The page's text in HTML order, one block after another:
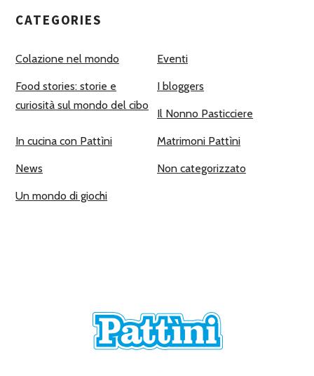
CATEGORIES
Colazione nel mondo Eventi
Food stories: storie e
curiosità sul mondo del cibo
I bloggers
Il Nonno Pasticciere
In cucina con Pattìni Matrimoni Pattìni
News Non categorizzato
Un mondo di giochi